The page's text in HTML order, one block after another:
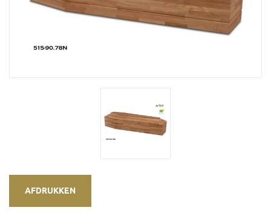
AFDRUKKEN